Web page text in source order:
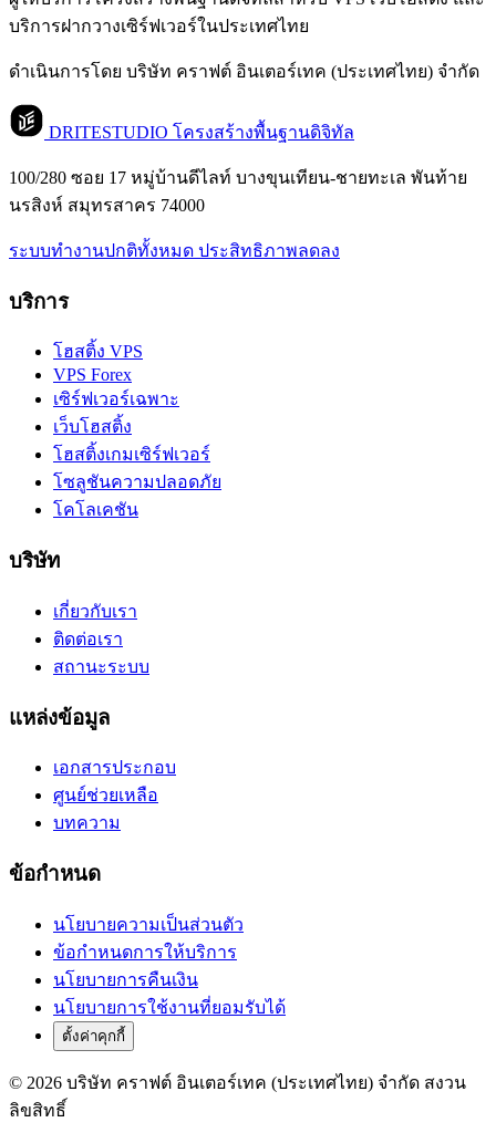
บริการฝากวางเซิร์ฟเวอร์ในประเทศไทย
ดำเนินการโดย บริษัท คราฟต์ อินเตอร์เทค (ประเทศไทย) จำกัด
DRITESTUDIO โครงสร้างพื้นฐานดิจิทัล
100/280 ซอย 17 หมู่บ้านดีไลท์ บางขุนเทียน-ชายทะเล พันท้าย
นรสิงห์ สมุทรสาคร 74000
ระบบทำงานปกติทั้งหมด ประสิทธิภาพลดลง
บริการ
โฮสติ้ง VPS
VPS Forex
เซิร์ฟเวอร์เฉพาะ
เว็บโฮสติ้ง
โฮสติ้งเกมเซิร์ฟเวอร์
โซลูชันความปลอดภัย
โคโลเคชัน
บริษัท
เกี่ยวกับเรา
ติดต่อเรา
สถานะระบบ
แหล่งข้อมูล
เอกสารประกอบ
ศูนย์ช่วยเหลือ
บทความ
ข้อกำหนด
นโยบายความเป็นส่วนตัว
ข้อกำหนดการให้บริการ
นโยบายการคืนเงิน
นโยบายการใช้งานที่ยอมรับได้
ตั้งค่าคุกกี้
© 2026 บริษัท คราฟต์ อินเตอร์เทค (ประเทศไทย) จำกัด สงวน
ลิขสิทธิ์